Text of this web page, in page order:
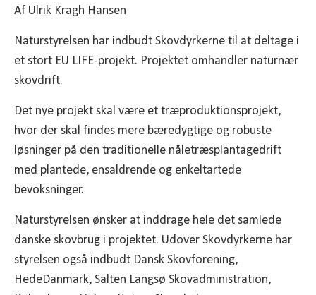
Af Ulrik Kragh Hansen
Naturstyrelsen har indbudt Skovdyrkerne til at deltage i
et stort EU LIFE-projekt. Projektet omhandler naturnær
skovdrift.
Det nye projekt skal være et træproduktionsprojekt,
hvor der skal findes mere bæredygtige og robuste
løsninger på den traditionelle nåletræsplantagedrift
med plantede, ensaldrende og enkeltartede
bevoksninger.
Naturstyrelsen ønsker at inddrage hele det samlede
danske skovbrug i projektet. Udover Skovdyrkerne har
styrelsen også indbudt Dansk Skovforening,
HedeDanmark, Salten Langsø Skovadministration,